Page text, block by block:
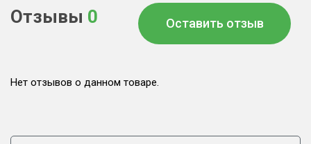
Отзывы 0 Оставить отзыв
Нет отзывов о данном товаре.